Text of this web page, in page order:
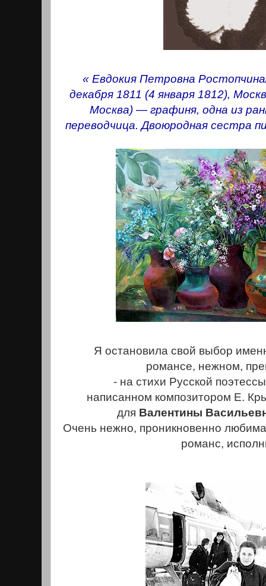
« Евдокия Петровна
декабря 1811 (4 января 1812),
Москва) — графиня, одна из
переводчица. Двоюродная сестра
Я остановила свой выбор
романсе, нежном,
- на стихи Русской
написаннoм композитором Е.
для Валентины
Oчень нежно, проникновенно
романс,